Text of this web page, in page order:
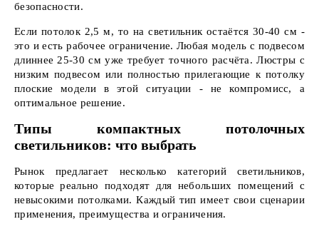
безопасности.
Если потолок 2,5 м, то на светильник остаётся 30-40 см -
это и есть рабочее ограничение. Любая модель с подвесом
длиннее 25-30 см уже требует точного расчёта. Люстры с
низким подвесом или полностью прилегающие к потолку
плоские модели в этой ситуации - не компромисс, а
оптимальное решение.
Типы компактных потолочных
светильников: что выбрать
Рынок предлагает несколько категорий светильников,
которые реально подходят для небольших помещений с
невысокими потолками. Каждый тип имеет свои сценарии
применения, преимущества и ограничения.